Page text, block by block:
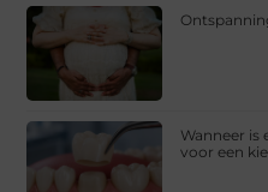
Wanneer is
voor een